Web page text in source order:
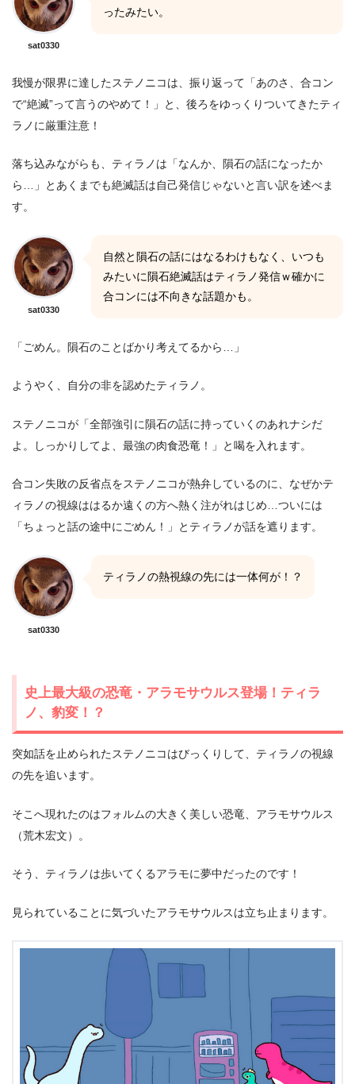
sat0330
ったみたい。
我慢が限界に達したステノニコは、振り返って「あのさ、合コン
で“絶滅”って言うのやめて！」と、後ろをゆっくりついてきたティ
ラノに厳重注意！
落ち込みながらも、ティラノは「なんか、隕石の話になったか
ら…」とあくまでも絶滅話は自己発信じゃないと言い訳を述べま
す。
sat0330
自然と隕石の話にはなるわけもなく、いつも
みたいに隕石絶滅話はティラノ発信ｗ確かに
合コンには不向きな話題かも。
「ごめん。隕石のことばかり考えてるから…」
ようやく、自分の非を認めたティラノ。
ステノニコが「全部強引に隕石の話に持っていくのあれナシだ
よ。しっかりしてよ、最強の肉食恐竜！」と喝を入れます。
合コン失敗の反省点をステノニコが熱弁しているのに、なぜかテ
ィラノの視線ははるか遠くの方へ熱く注がれはじめ…ついには
「ちょっと話の途中にごめん！」とティラノが話を遮ります。
sat0330
ティラノの熱視線の先には一体何が！？
史上最大級の恐竜・アラモサウルス登場！ティラ
ノ、豹変！？
突如話を止められたステノニコはびっくりして、ティラノの視線
の先を追います。
そこへ現れたのはフォルムの大きく美しい恐竜、アラモサウルス
（荒木宏文）。
そう、ティラノは歩いてくるアラモに夢中だったのです！
見られていることに気づいたアラモサウルスは立ち止まります。